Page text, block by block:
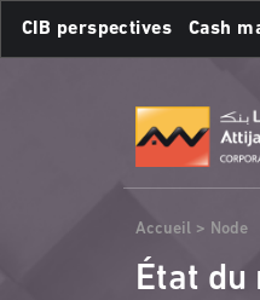
main
CIB perspectives Cash
Accueil Node
État